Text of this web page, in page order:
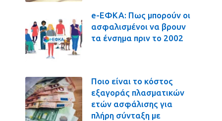
e-ΕΦΚΑ: Πως μπορούν οι
ασφαλισμένοι να βρουν
τα ένσημα πριν το 2002
Ποιο είναι το κόστος
εξαγοράς πλασματικών
ετών ασφάλισης για
πλήρη σύνταξη με